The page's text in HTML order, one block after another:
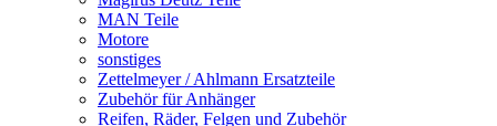
MAN Teile
Motore
sonstiges
Zettelmeyer / Ahlmann Ersatzteile
Zubehör für Anhänger
Reifen, Räder, Felgen und Zubehör